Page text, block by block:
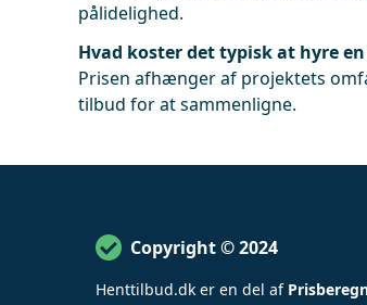
pålidelighed.
Hvad koster det typisk at hyre
Prisen afhænger af projektets
tilbud for at sammenligne.
Copyright © 2024
Henttilbud.dk er en del af